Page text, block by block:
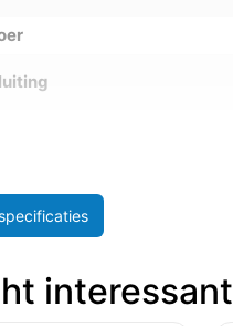
interessant